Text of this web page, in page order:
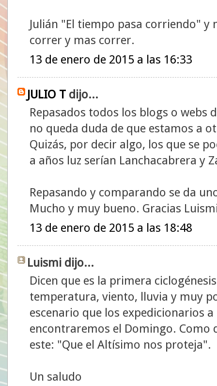
Julián "El tiempo pasa corriendo"
correr y mas correr.
13 de enero de 2015 a las 16:33
JULIO T dijo...
Repasados todos los blogs o webs
no queda duda de que estamos a
Quizás, por decir algo, los que se
a años luz serían Lanchacabrera y
Repasando y comparando se da
Mucho y muy bueno. Gracias
13 de enero de 2015 a las 18:48
Luismi dijo...
Dicen que es la primera
temperatura, viento, lluvia y muy
escenario que los expedicionarios
encontraremos el Domingo. Como
este: "Que el Altísimo nos proteja".
Un saludo